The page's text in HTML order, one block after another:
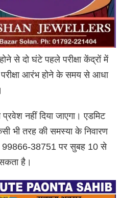
से दो घंटे पहले परीक्षा केंद्रों में
आरंभ होने के समय से आधा
नहीं दिया जाएगा। एडमिट
भी तरह की समस्या के निवारण
38751 पर सुबह 10 से
है।